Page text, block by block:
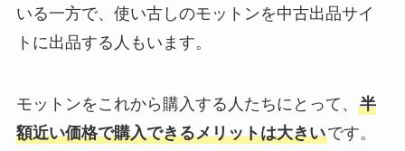
いる一方で、使い古しのモットンを中古出品サイ
トに出品する人もいます。
モットンをこれから購入する人たちにとって、 半
額近い価格で購入できるメリットは大きいです。